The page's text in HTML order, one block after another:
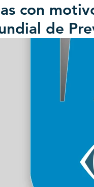
con
de